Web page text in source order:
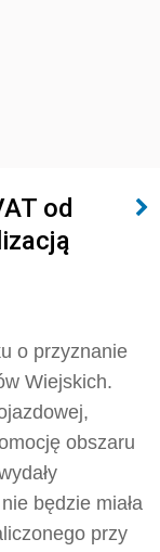
od
o przyznanie
Wiejskich.
obszaru
będzie miała
przy